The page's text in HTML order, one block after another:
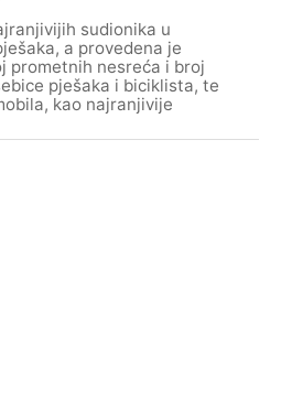
sudionika u
a provedena je
prometnih nesreća i broj
pješaka i biciklista, te
kao najranjivije